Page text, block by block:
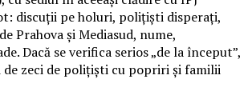
discuții pe holuri, polițiști disperați,
Prahova și Mediasud, nume,
Dacă se verifica serios „de la început”,
de zeci de polițiști cu popriri și familii